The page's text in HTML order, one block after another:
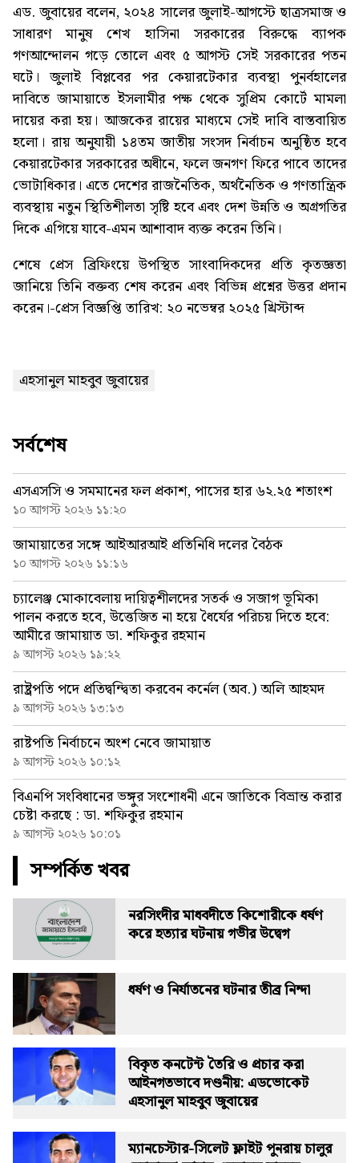
এড. জুবায়ের বলেন, ২০২৪ সালের জুলাই-আগস্টে ছাত্রসমাজ ও
সাধারণ মানুষ শেখ হাসিনা সরকারের বিরুদ্ধে ব্যাপক
গণআন্দোলন গড়ে তোলে এবং ৫ আগস্ট সেই সরকারের পতন
ঘটে। জুলাই বিপ্লবের পর কেয়ারটেকার ব্যবস্থা পুনর্বহালের
দাবিতে জামায়াতে ইসলামীর পক্ষ থেকে সুপ্রিম কোর্টে মামলা
দায়ের করা হয়। আজকের রায়ের মাধ্যমে সেই দাবি বাস্তবায়িত
হলো। রায় অনুযায়ী ১৪তম জাতীয় সংসদ নির্বাচন অনুষ্ঠিত হবে
কেয়ারটেকার সরকারের অধীনে, ফলে জনগণ ফিরে পাবে তাদের
ভোটাধিকার। এতে দেশের রাজনৈতিক, অর্থনৈতিক ও গণতান্ত্রিক
ব্যবস্থায় নতুন স্থিতিশীলতা সৃষ্টি হবে এবং দেশ উন্নতি ও অগ্রগতির
দিকে এগিয়ে যাবে-এমন আশাবাদ ব্যক্ত করেন তিনি।
শেষে প্রেস ব্রিফিংয়ে উপস্থিত সাংবাদিকদের প্রতি কৃতজ্ঞতা
জানিয়ে তিনি বক্তব্য শেষ করেন এবং বিভিন্ন প্রশ্নের উত্তর প্রদান
করেন।-প্রেস বিজ্ঞপ্তি তারিখ: ২০ নভেম্বর ২০২৫ খ্রিস্টাব্দ
এহসানুল মাহবুব জুবায়ের
সর্বশেষ
এসএসসি ও সমমানের ফল প্রকাশ, পাসের হার ৬২.২৫ শতাংশ
১০ আগস্ট ২০২৬ ১১:২০
জামায়াতের সঙ্গে আইআরআই প্রতিনিধি দলের বৈঠক
১০ আগস্ট ২০২৬ ১১:১৬
চ্যালেঞ্জ মোকাবেলায় দায়িত্বশীলদের সতর্ক ও সজাগ ভূমিকা
পালন করতে হবে, উত্তেজিত না হয়ে ধৈর্যের পরিচয় দিতে হবে:
আমীরে জামায়াত ডা. শফিকুর রহমান
৯ আগস্ট ২০২৬ ১৯:২২
রাষ্ট্রপতি পদে প্রতিদ্বন্দ্বিতা করবেন কর্নেল (অব.) অলি আহমদ
৯ আগস্ট ২০২৬ ১৩:১৩
রাষ্টপতি নির্বাচনে অংশ নেবে জামায়াত
৯ আগস্ট ২০২৬ ১০:১২
বিএনপি সংবিধানের ভঙ্গুর সংশোধনী এনে জাতিকে বিভ্রান্ত করার
চেষ্টা করছে : ডা. শফিকুর রহমান
৯ আগস্ট ২০২৬ ১০:০১
সম্পর্কিত খবর
নরসিংদীর মাধবদীতে কিশোরীকে ধর্ষণ
করে হত্যার ঘটনায় গভীর উদ্বেগ
ধর্ষণ ও নির্যাতনের ঘটনার তীব্র নিন্দা
বিকৃত কনটেন্ট তৈরি ও প্রচার করা
আইনগতভাবে দণ্ডনীয়: এডভোকেট
এহসানুল মাহবুব জুবায়ের
ম্যানচেস্টার-সিলেট ফ্লাইট পুনরায় চালুর